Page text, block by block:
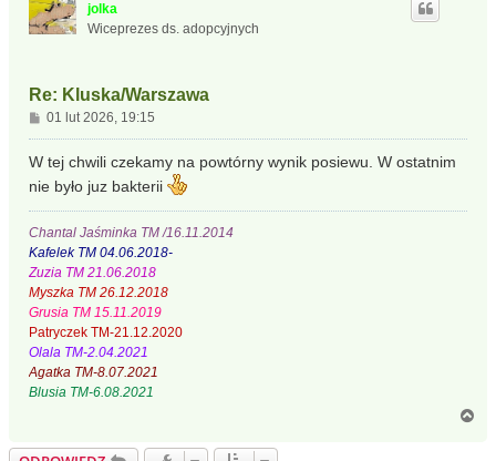
jolka
Wiceprezes ds. adopcyjnych
Re: Kluska/Warszawa
P
o
s
01 lut 2026, 19:15
W tej chwili czekamy na powtórny wynik posiewu. W ostatnim
nie było juz bakterii
Chantal Jaśminka TM /16.11.2014
Kafelek TM 04.06.2018-
Zuzia TM 21.06.2018
Myszka TM 26.12.2018
Grusia TM 15.11.2019
Patryczek TM-21.12.2020
Olala TM-2.04.2021
Agatka TM-8.07.2021
Blusia TM-6.08.2021